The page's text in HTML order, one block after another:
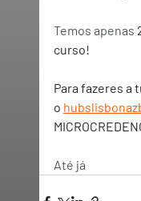
Temos apenas
curso!
Para fazeres a
o
Até já